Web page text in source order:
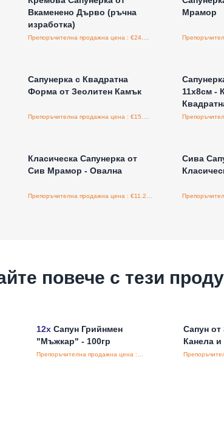
Вкаменено Дърво (ръчна
изработка)
Мрамор
Сапунерка с Квадратна
Форма от Зеолитен Камък
11х8см -
Класическа Сапунерка от
Сив Мрамор - Овална
Сива
повече с тези
12xСапун Грийнмен
"Мъжкар" - 100гр
Сапун от
Канела